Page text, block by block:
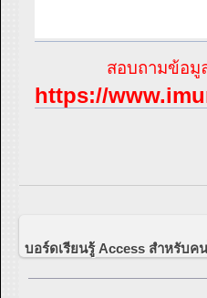
สอบถามข้อมู
https://
บอร์ดเรียนรู้ Access สำหรับค